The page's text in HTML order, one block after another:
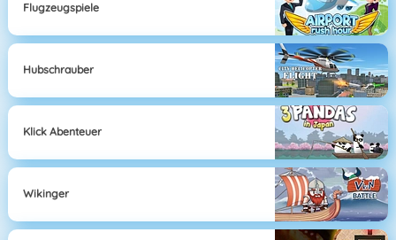
Flugzeugspiele
Hubschrauber
Klick Abenteuer
Wikinger